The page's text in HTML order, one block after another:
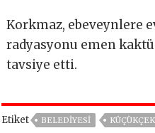
Korkmaz, ebeveynlere
radyasyonu emen
tavsiye etti.
Etiket BELEDİYESİ